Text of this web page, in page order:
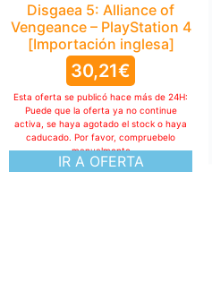
Disgaea 5: Alliance of
Vengeance – PlayStation 4
[Importación inglesa]
30,21€
IR A OFERTA
Esta oferta se publicó hace más de 24H:
Puede que la oferta ya no continue
activa, se haya agotado el stock o haya
caducado. Por favor, compruebelo
manualmente